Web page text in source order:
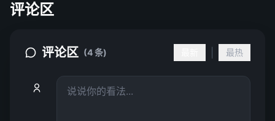
评论区
评论区 (4 条) 最热